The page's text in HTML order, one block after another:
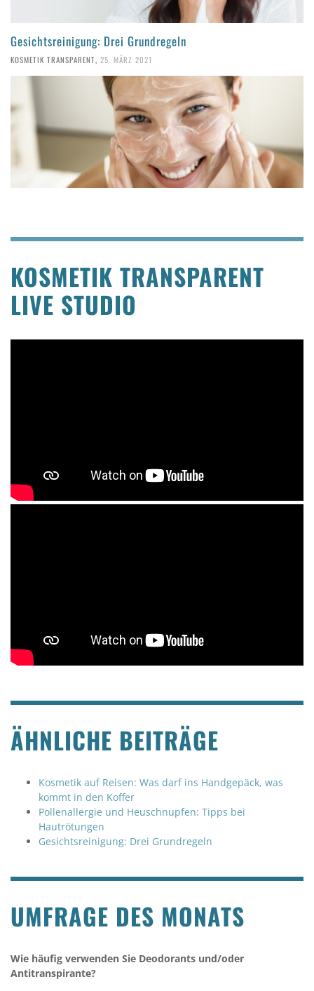
Gesichtsreinigung: Drei Grundregeln
KOSMETIK TRANSPARENT, 25. MÄRZ 2021
KOSMETIK TRANSPARENT
LIVE STUDIO
ÄHNLICHE BEITRÄGE
Kosmetik auf Reisen: Was darf ins Handgepäck, was
kommt in den Koffer
Pollenallergie und Heuschnupfen: Tipps bei
Hautrötungen
Gesichtsreinigung: Drei Grundregeln
UMFRAGE DES MONATS
Wie häufig verwenden Sie Deodorants und/oder
Antitranspirante?